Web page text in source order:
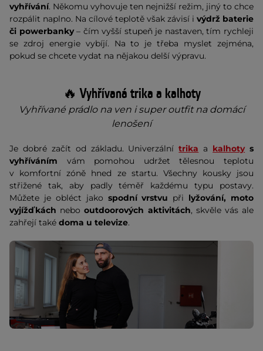
vyhřívání. Někomu vyhovuje ten nejnižší režim, jiný to chce
rozpálit naplno. Na cílové teplotě však závisí i výdrž baterie
či powerbanky– čím vyšší stupeň je nastaven, tím rychleji
se zdroj energie vybíjí. Na to je třeba myslet zejména,
pokud se chcete vydat na nějakou delší výpravu.
🔥 Vyhřívaná trika a kalhoty
Vyhřívané prádlo na ven i super outfit na domácí
lenošení
Je dobré začít od základu. Univerzálnítrika a kalhotys
vyhříváním vám pomohou udržet tělesnou teplotu
v komfortní zóně hned ze startu. Všechny kousky jsou
střižené tak, aby padly téměř každému typu postavy.
Můžete je obléct jako spodní vrstvu při lyžování, moto
vyjížďkách nebooutdoorových aktivitách, skvěle vás ale
zahřejí také doma u televize.